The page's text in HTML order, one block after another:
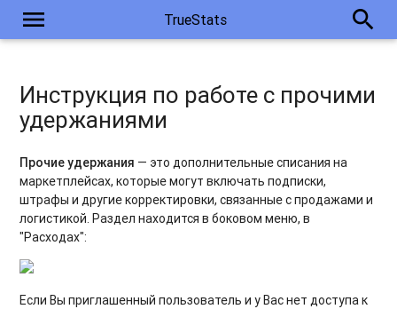
menu TrueStats search
Инструкция по работе с прочими
удержаниями
Прочие удержания — это дополнительные списания на
маркетплейсах, которые могут включать подписки,
штрафы и другие корректировки, связанные с продажами и
логистикой. Раздел находится в боковом меню, в
"Расходах":
Если Вы приглашенный пользователь и у Вас нет доступа к